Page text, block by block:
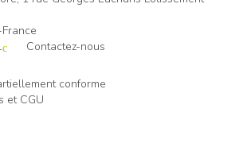
Contactez-nous
conforme
et CGU